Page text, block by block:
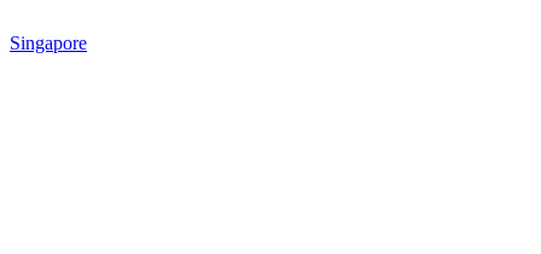
Singapore